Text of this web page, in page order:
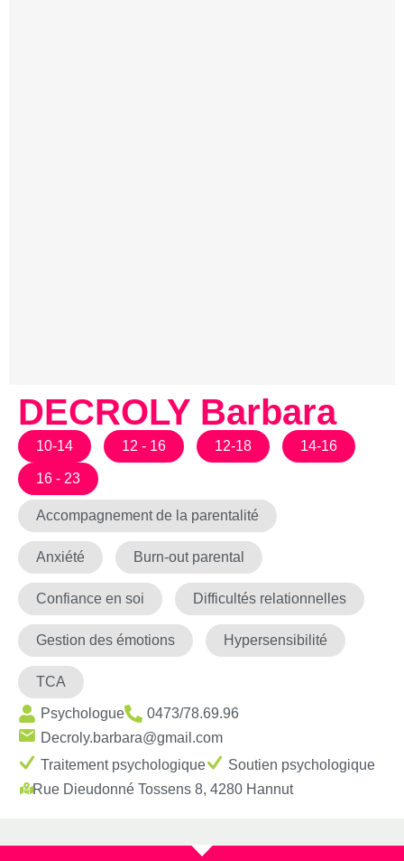
DECROLY Barbara
10-14 12 - 16 12-18 14-16
16 - 23
Accompagnement de la parentalité
Anxiété Burn-out parental
Confiance en soi Difficultés relationnelles
Gestion des émotions Hypersensibilité
TCA
Psychologue
0473/78.69.96
Decroly.barbara@gmail.com
Traitement psychologique
Soutien psychologique
Rue Dieudonné Tossens 8, 4280 Hannut